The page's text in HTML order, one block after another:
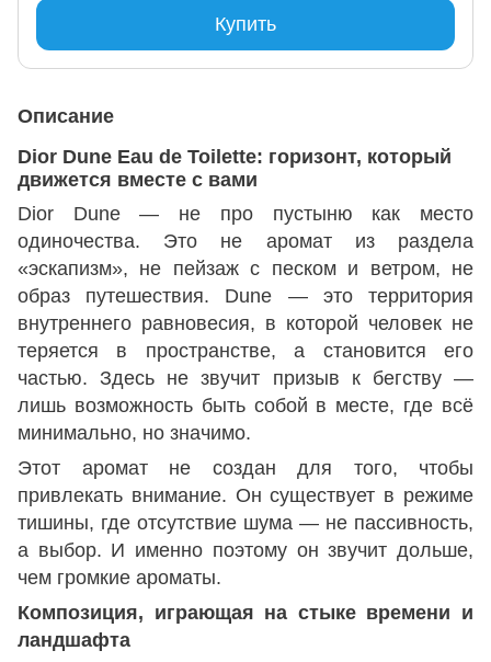
Купить
Описание
Dior Dune Eau de Toilette: горизонт, который
движется вместе с вами
Dior Dune — не про пустыню как место
одиночества. Это не аромат из раздела
«эскапизм», не пейзаж с песком и ветром, не
образ путешествия. Dune — это территория
внутреннего равновесия, в которой человек не
теряется в пространстве, а становится его
частью. Здесь не звучит призыв к бегству —
лишь возможность быть собой в месте, где всё
минимально, но значимо.
Этот аромат не создан для того, чтобы
привлекать внимание. Он существует в режиме
тишины, где отсутствие шума — не пассивность,
а выбор. И именно поэтому он звучит дольше,
чем громкие ароматы.
Композиция, играющая на стыке времени и
ландшафта